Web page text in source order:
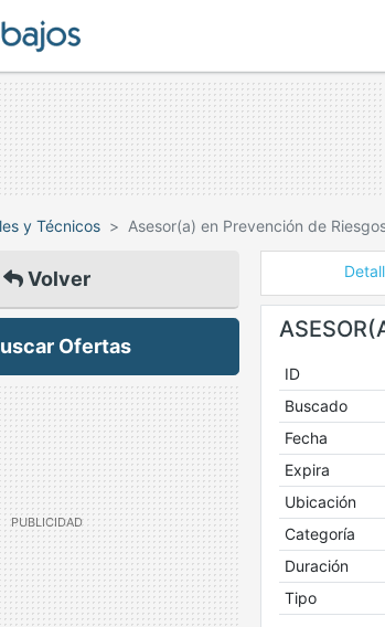
y Técnicos Asesor(a) en Prevención de
Volver
Ofertas
ID
Buscado
Fecha
Expira
Ubicación
Categoría
Duración
Tipo